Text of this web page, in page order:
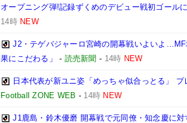
オープニング弾!記録ずくめのデビュー戦初ゴール
14時 NEW
J2・テゲバジャーロ宮崎の開幕戦いよいよ
果にこだわる」
- 読売新聞 - 14時 NEW
日本代表が新ユニ姿「めっちゃ似合っとる」
Football ZONE WEB - 14時 NEW
J1鹿島・鈴木優磨 開幕戦で元同僚・知念慶に